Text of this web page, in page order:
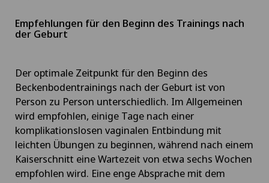
Empfehlungen für den Beginn des Trainings nach
der Geburt
Der optimale Zeitpunkt für den Beginn des
Beckenbodentrainings nach der Geburt ist von
Person zu Person unterschiedlich. Im Allgemeinen
wird empfohlen, einige Tage nach einer
komplikationslosen vaginalen Entbindung mit
leichten Übungen zu beginnen, während nach einem
Kaiserschnitt eine Wartezeit von etwa sechs Wochen
empfohlen wird. Eine enge Absprache mit dem